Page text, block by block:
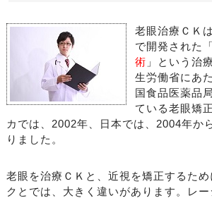
老眼治療ＣＫ
で開発された「
術 」という治
生労働省にあ
国食品医薬品
ている老眼矯
カでは、2002年、日本では、2004年か
りました。
老眼を治療ＣＫと、近視を矯正するた
クとでは、大きく違いがあります。レ